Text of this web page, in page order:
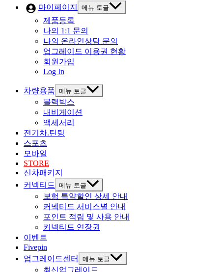
마이페이지
메뉴 토글
제품등록
나의 1:1 문의
나의 온라인상담 문의
업그레이드 이용권 현황
회원가입
Log In
차량용품 메뉴 토글
블랙박스
내비게이션
액세서리
전기차.틴팅
스포츠
모바일
STORE
신차패키지
커넥티드
메뉴 토글
보험 특약할인 상세 안내
커넥티드 서비스별 안내
포인트 적립 및 사용 안내
커넥티드 연장권
이벤트
Fivepin
업그레이드센터
메뉴 토글
최신업그레이드